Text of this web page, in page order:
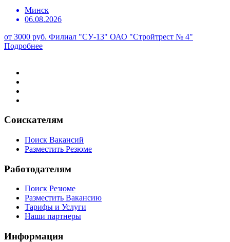
Минск
06.08.2026
от 3000 руб. Филиал "СУ-13" ОАО "Стройтрест № 4"
Подробнее
Соискателям
Поиск Вакансий
Разместить Резюме
Работодателям
Поиск Резюме
Разместить Вакансию
Тарифы и Услуги
Наши партнеры
Информация